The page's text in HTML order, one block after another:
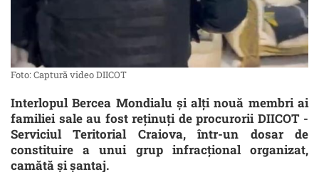
Foto: Captură video DIICOT
Interlopul Bercea Mondialu şi alţi nouă membri ai
familiei sale au fost reţinuţi de procurorii DIICOT -
Serviciul Teritorial Craiova, într-un dosar de
constituire a unui grup infracţional organizat,
camătă şi şantaj.